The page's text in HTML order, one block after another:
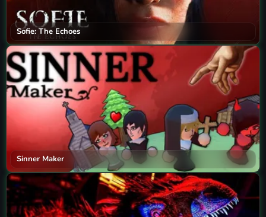
Sofie: The Echoes
Sinner Maker